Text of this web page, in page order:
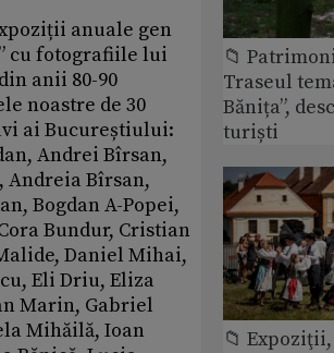
anuale gen
cu fotografiile lui
anii 80-90
noastre de 30
ai Bucureștiului:
Andrei Bîrsan,
Andreia Bîrsan,
Bogdan A-Popei,
Bundur, Cristian
Daniel Mihai,
Eli Driu, Eliza
Marin, Gabriel
Mihăilă, Ioan
📁
Traseul
Bănița”,
turiști
📁